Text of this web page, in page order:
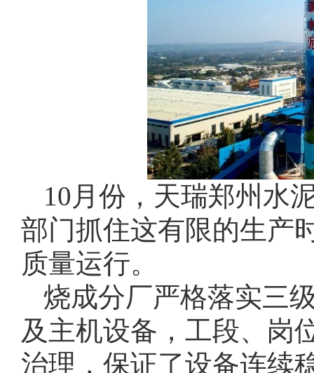
10月份，天瑞郑州水
部门抓住这有限的生产
质量运行。
烧成分厂严格落实三
及主机设备，工段、岗
治理，保证了设备连续